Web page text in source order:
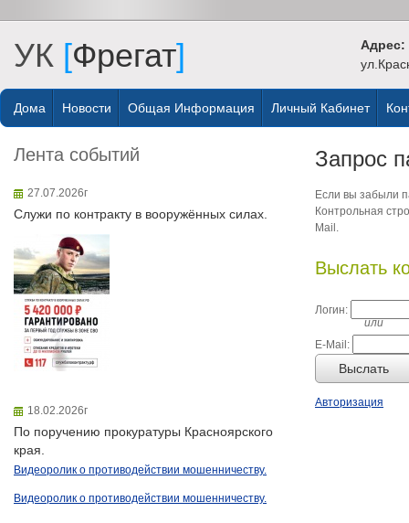
УК [Фрегат] Адрес:
Дома Новости Общая Информация Личный Кабинет
Лента событий
27.07.2026г
Служи по контракту в вооружённых силах.
18.02.2026г
По поручению прокуратуры Красноярского
края.
Видеоролик о противодействии мошенничеству.
Видеоролик о противодействии мошенничеству.
Запрос
Если вы забыли
Контрольная
Mail.
Выслать
Логин:
или
E-Mail:
Выслать
Авторизация